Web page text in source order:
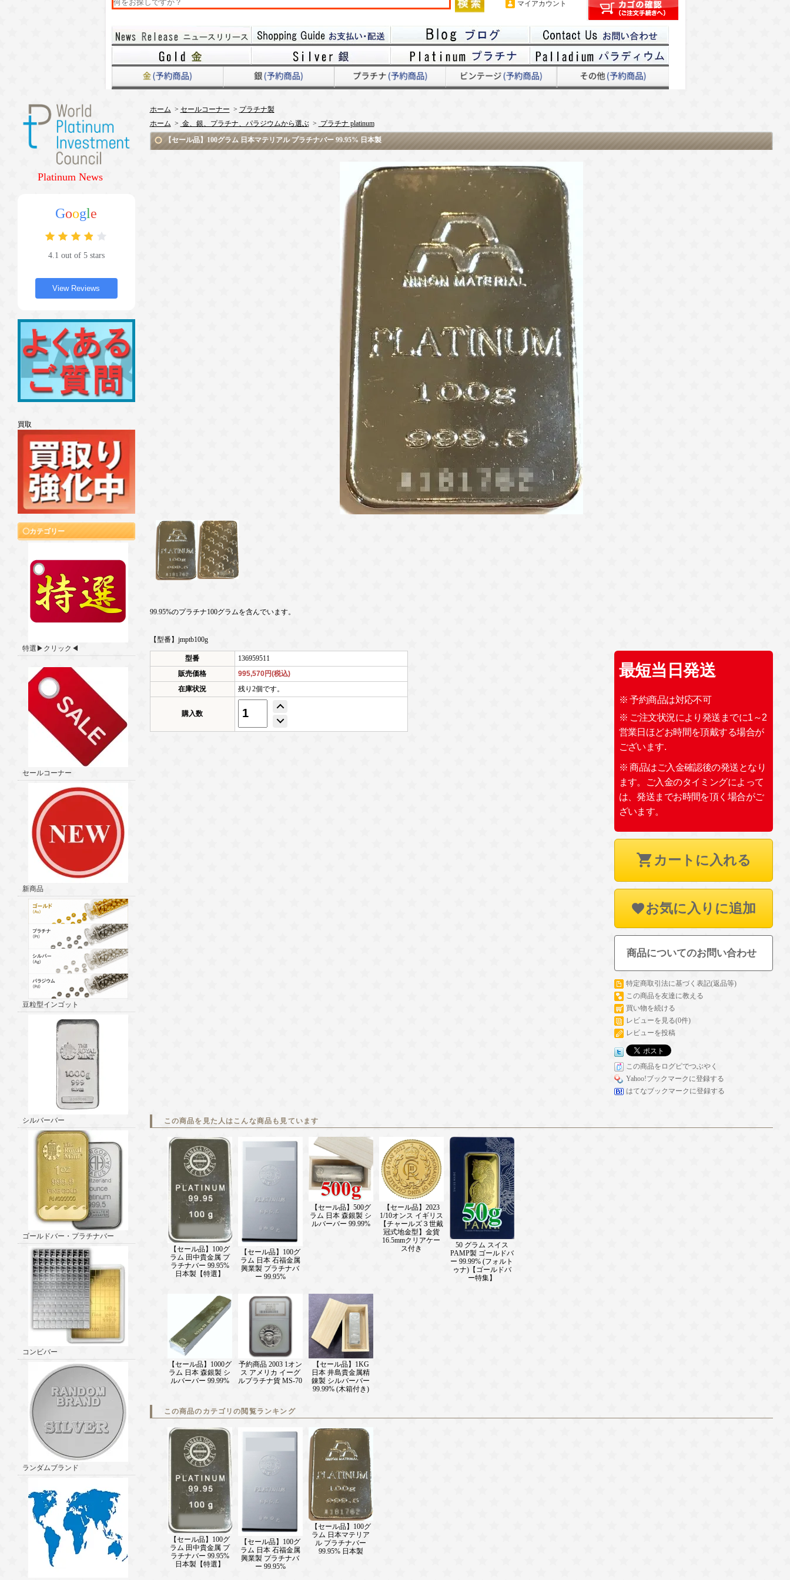
マイアカウント
Platinum News
Google
4.1 out of 5 stars
View Reviews
買取
カテゴリー
特選▶クリック◀
セールコーナー
新商品
豆粒型インゴット
シルバーバー
ゴールドバー・プラチナバー
コンビバー
ランダムブランド
ホーム > セールコーナー > プラチナ製
ホーム > 金、銀、プラチナ、パラジウムから選ぶ> プラチナ platinum
【セール品】100グラム 日本マテリアル プラチナバー 99.95% 日本製
99.95%のプラチナ100グラムを含んでいます。
【型番】jmptb100g
型番
136959511
販売価格
995,570円(税込)
在庫状況
残り2個です。
購入数
最短当日発送
※ 予約商品は対応不可
※ ご注文状況により発送までに1～2
営業日ほどお時間を頂戴する場合が
ございます.
※ 商品はご入金確認後の発送となり
ます。ご入金のタイミングによって
は、発送までお時間を頂く場合がご
ざいます。
カートに入れる
お気に入りに追加
商品についてのお問い合わせ
特定商取引法に基づく表記(返品等)
この商品を友達に教える
買い物を続ける
レビューを見る(0件)
レビューを投稿
この商品をログピでつぶやく
Yahoo!ブックマークに登録する
はてなブックマークに登録する
この商品を見た人はこんな商品も見ています
【セール品】100グ
ラム 田中貴金属 プ
ラチナバー 99.95%
日本製【特選】
【セール品】100グ
ラム 日本 石福金属
興業製 プラチナバ
ー 99.95%
【セール品】500グ
ラム 日本 森銀製 シ
ルバーバー 99.99%
【セール品】2023
1/10オンス イギリス
【チャールズ３世戴
冠式地金型】金貨
16.5mmクリアケー
ス付き
50 グラム スイス
PAMP製 ゴールドバ
ー 99.99% (フォルト
ゥナ)【ゴールドバ
ー特集】
【セール品】1000グ
ラム 日本 森銀製 シ
ルバーバー 99.99%
予約商品 2003 1オン
ス アメリカ イーグ
ルプラチナ貨 MS-70
【セール品】1KG
日本 井島貴金属精
錬製 シルバーバー
99.99% (木箱付き)
この商品のカテゴリの閲覧ランキング
【セール品】100グ
ラム 田中貴金属 プ
ラチナバー 99.95%
日本製【特選】
【セール品】100グ
ラム 日本 石福金属
興業製 プラチナバ
ー 99.95%
【セール品】100グ
ラム 日本マテリア
ル プラチナバー
99.95% 日本製